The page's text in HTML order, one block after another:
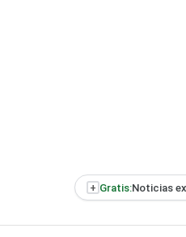
+ Gratis:Noticias